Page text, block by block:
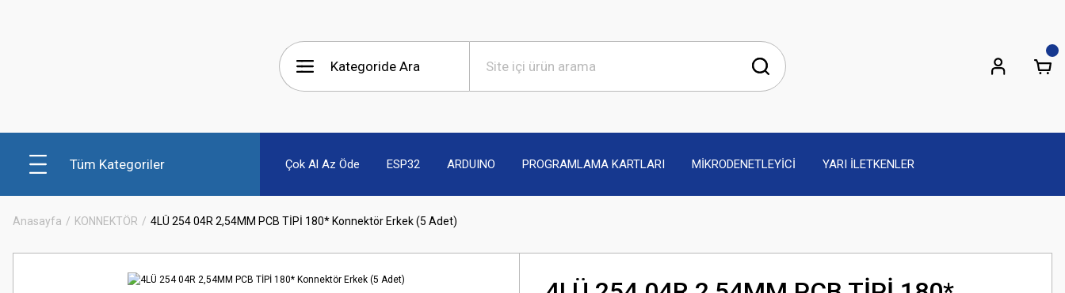
Tüm Kategoriler Çok Al Az Öde ESP32 ARDUINO PROGRAMLAMA KARTLARI MİKRODENETLEYİCİ YARI İLETKENLER
Anasayfa KONNEKTÖR 4LÜ 254 04R 2,54MM PCB TİPİ 180* Konnektör Erkek (5 Adet)